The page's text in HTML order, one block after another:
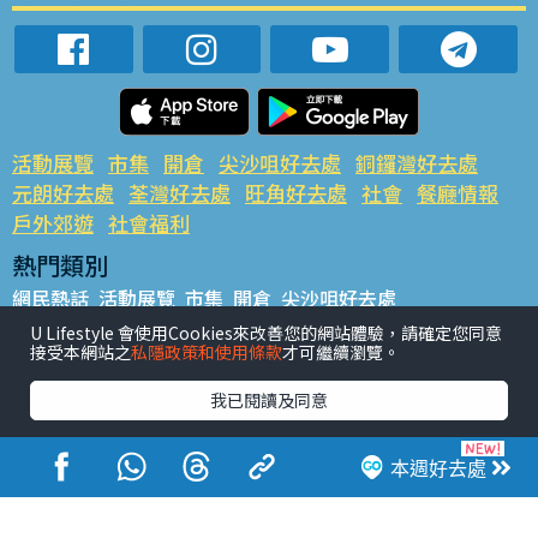
本週好去處
活動展覽 市集 開倉 尖沙咀好去處 銅鑼灣好去處
元朗好去處 荃灣好去處 旺角好去處 社會 餐廳情報
戶外郊遊 社會福利
熱門類別
網民熱話 活動展覽 市集 開倉 尖沙咀好去處
銅鑼灣好去處 元朗好去處 荃灣好去處 旺角好去處 社會
餐廳情報 戶外郊遊
熱門標籤
#UGO搵好去處 #人氣活動推介 #美食社群熱話
#親子玩樂好去處
#ULifestyle應用程式
#限時搶
#UJetso禮物放送
#ULifestyle商戶中心 #著數 #網絡熱話
U Lifestyle 會使用Cookies來改善您的網站體驗，請確定您同意
接受本網站之私隱政策和使用條款才可繼續瀏覽。
我已閱讀及同意